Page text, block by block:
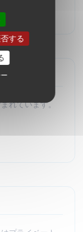
）まで。。
れています。
する